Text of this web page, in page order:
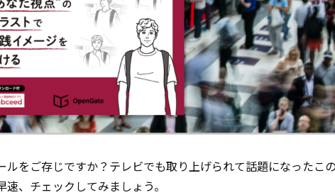
ルをご存じですか？テレビでも取り上げられて話題になったこ
、チェックしてみましょう。